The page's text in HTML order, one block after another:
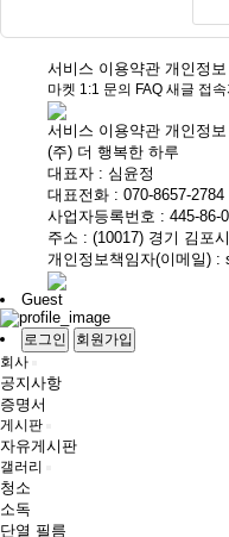
서비스 이용약관 개인정
마켓 1:1 문의 FAQ 새글 접
서비스 이용약관 개인정
(주) 더 행복한 하루
대표자 : 심윤정
대표전화 : 070-8657-2784
사업자등록번호 : 445-86-
주소 : (10017) 경기 김포
개인정보책임자(이메일) :
Guest
로그인
회원가입
회사
공지사항
증명서
게시판
자유게시판
갤러리
청소
소독
단열 필름